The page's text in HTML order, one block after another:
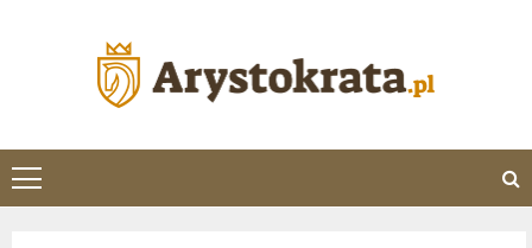
arystokrata.pl